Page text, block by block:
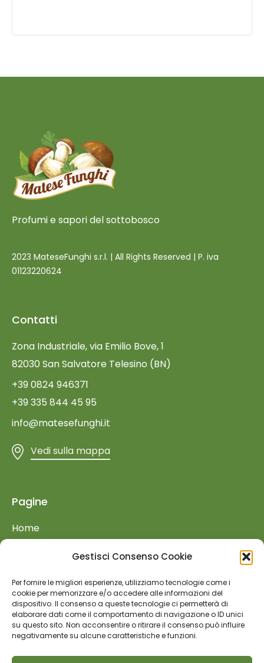
Gestisci Consenso Cookie
Per fornire le migliori esperienze, utilizziamo tecnologie come i
cookie per memorizzare e/o accedere alle informazioni del
dispositivo. Il consenso a queste tecnologie ci permetterà di
elaborare dati come il comportamento di navigazione o ID unici
su questo sito. Non acconsentire o ritirare il consenso può influire
negativamente su alcune caratteristiche e funzioni.
Profumi e sapori del sottobosco
2023 MateseFunghi s.r.l. | All Rights Reserved | P. iva
01123220624
Contatti
Zona Industriale, via Emilio Bove, 1
82030 San Salvatore Telesino (BN)
+39 0824 946371
+39 335 844 45 95
info@matesefunghi.it
Vedi sulla mappa
Pagine
Home
Retail
Food Service
Fiere ed Eventi
Lavora con noi